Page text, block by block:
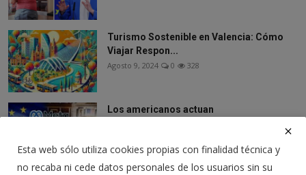
Turismo Sostenible en Valencia: Cómo
Viajar Respon...
Agosto 9, 2024 0 328
Los americanos actuan
Esta web sólo utiliza cookies propias con finalidad técnica y
no recaba ni cede datos personales de los usuarios sin su